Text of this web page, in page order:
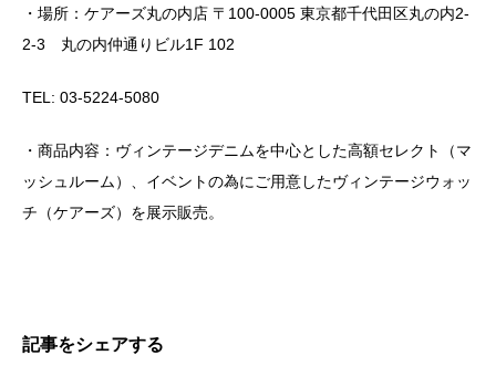
・場所：ケアーズ丸の内店 〒100-0005 東京都千代田区丸の内2-
2-3 丸の内仲通りビル1F 102
TEL: 03-5224-5080
・商品内容：ヴィンテージデニムを中心とした高額セレクト（マ
ッシュルーム）、イベントの為にご用意したヴィンテージウォッ
チ（ケアーズ）を展示販売。
記事をシェアする